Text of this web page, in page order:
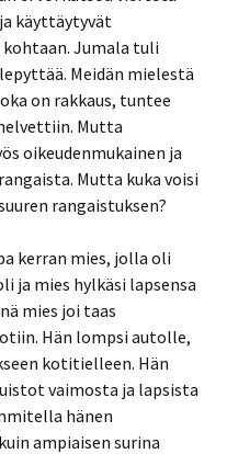
käyttäytyvät
Jumala tuli
Meidän mielestä
on rakkaus, tuntee
Mutta
oikeudenmukainen ja
Mutta kuka voisi
rangaistuksen?
kerran mies, jolla oli
ja mies hylkäsi lapsensa
mies joi taas
Hän lompsi autolle,
kotitielleen. Hän
vaimosta ja lapsista
hänen
ampiaisen surina